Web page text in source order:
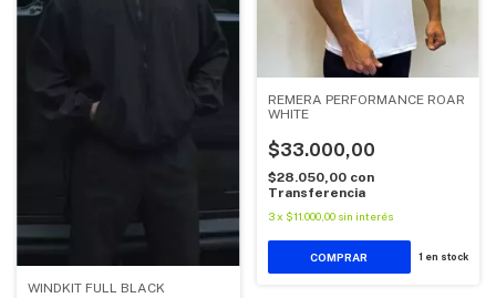
WINDKIT FULL BLACK
REMERA PERFORMANCE ROAR
WHITE
$33.000,00
$28.050,00 con
Transferencia
3 x $11.000,00 sin interés
COMPRAR 1 en stock